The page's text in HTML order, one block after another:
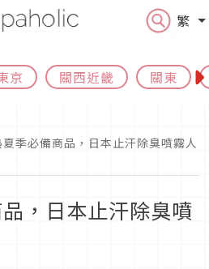
繁
京 關西近畿 關東
夏季必備商品，日本止汗除臭噴霧人
，日本止汗除臭噴